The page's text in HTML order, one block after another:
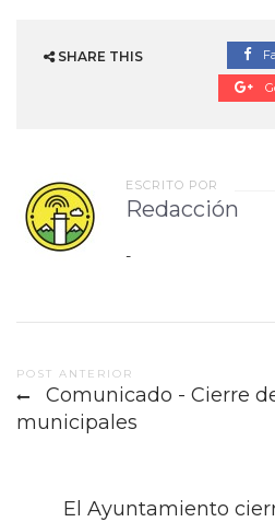
SHARE THIS
ESCRITO POR
Redacción
-
Post
navigation
POST ANTERIOR
Comunicado - Cierre
municipales
El Ayuntamiento